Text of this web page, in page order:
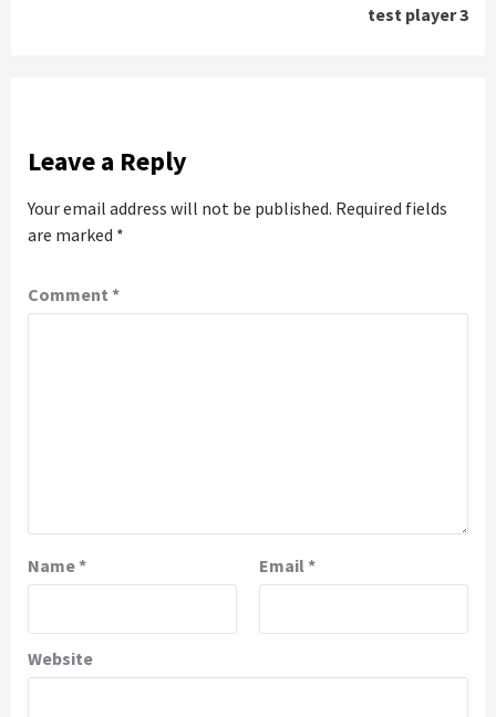
test player 3
Leave a Reply
Your email address will not be published. Required fields
are marked *
Comment *
Name* Email *
Website